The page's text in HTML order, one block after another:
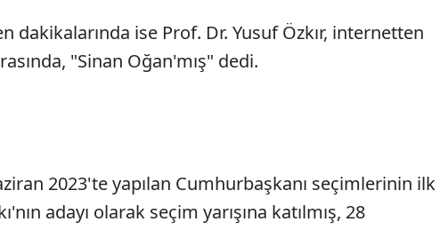
dakikalarında ise Prof. Dr. Yusuf Özkır, internetten
"Sinan Oğan'mış" dedi.
2023'te yapılan Cumhurbaşkanı seçimlerinin ilk
adayı olarak seçim yarışına katılmış, 28